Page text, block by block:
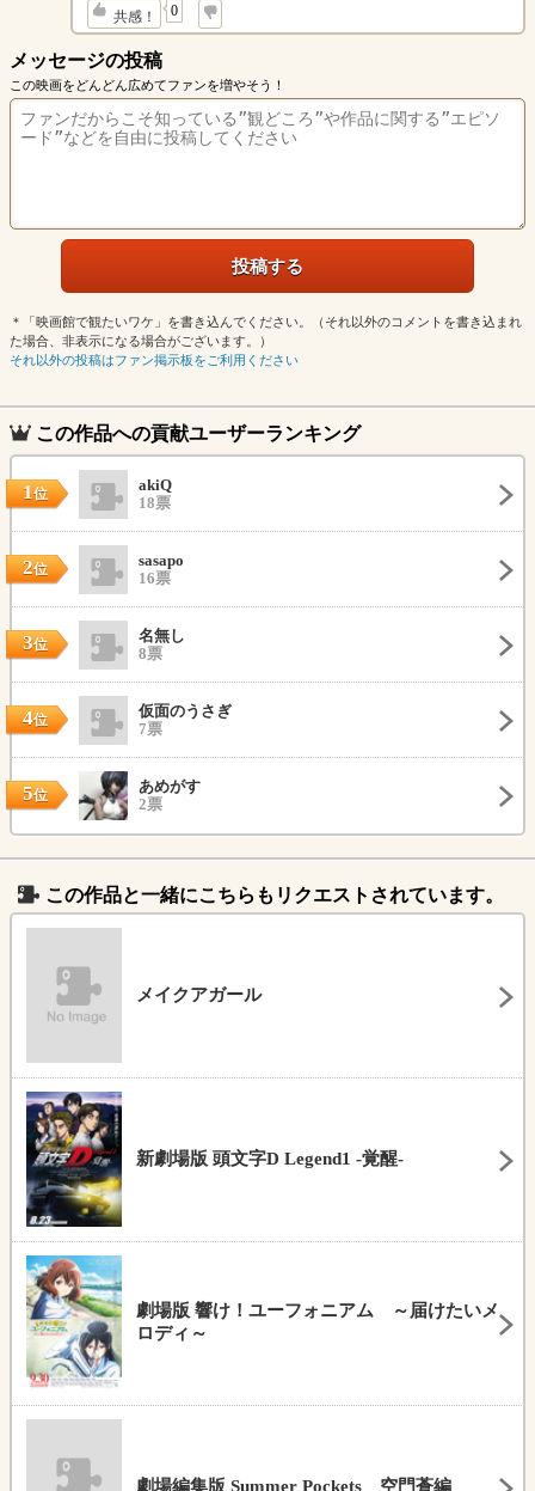
共感！ 0
↓
メッセージの投稿
この映画をどんどん広めてファンを増やそう！
＊「映画館で観たいワケ」を書き込んでください。（それ以外のコメントを書き込まれ
た場合、非表示になる場合がございます。）
それ以外の投稿はファン掲示板をご利用ください
この作品への貢献ユーザーランキング
1位
akiQ
18票
2位
sasapo
16票
3位
名無し
8票
4位
仮面のうさぎ
7票
5位
あめがす
2票
この作品と一緒にこちらもリクエストされています。
メイクアガール
新劇場版 頭文字D Legend1 -覚醒-
劇場版 響け！ユーフォニアム ～届けたいメ
ロディ～
劇場編集版 Summer Pockets 空門蒼編